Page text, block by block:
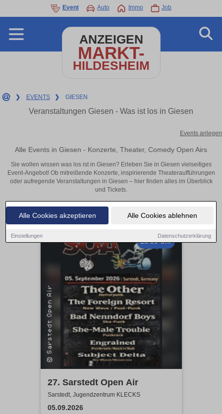
Alle Cookies akzeptieren Alle Cookies ablehnen
Einstellungen Datenschutzerklärung
Event Auto Immo Job
ANZEIGEN
MARKT-
HILDESHEIM
❯ EVENTS ❯ GIESEN
Veranstaltungen Giesen - Was ist los in Giesen
Events anlegen
Alle Events in Giesen - Konzerte, Theater, Comedy Open Airs
Sie wollen wissen was los ist in Giesen? Erleben Sie in Giesen vielseitiges
Event-Angebot! Ob mitreißende Konzerte, inspirierende Theateraufführungen
oder aufregende Veranstaltungen in Giesen – hier finden alles im Überblick
und Tickets.
13:00 Uhr
27. Sarstedt Open Air
Sarstedt, Jugendzentrum KLECKS
05.09.2026